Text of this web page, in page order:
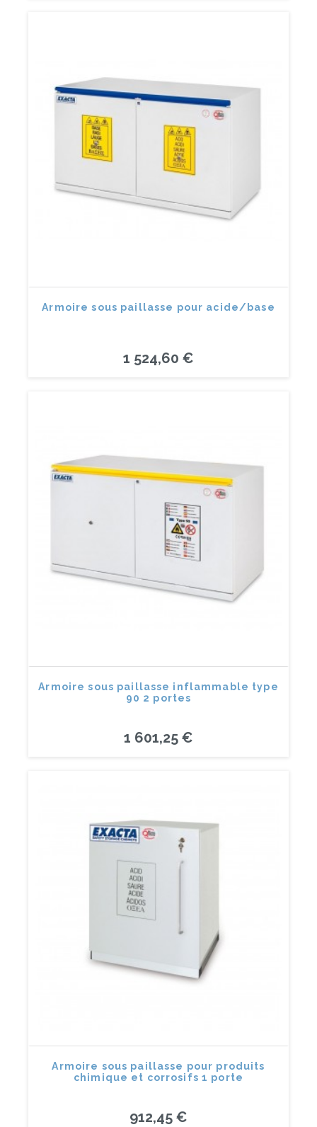
Armoire sous paillasse pour acide/base
1 524,60 €
Armoire sous paillasse inflammable type
90 2 portes
1 601,25 €
Armoire sous paillasse pour produits
chimique et corrosifs 1 porte
912,45 €